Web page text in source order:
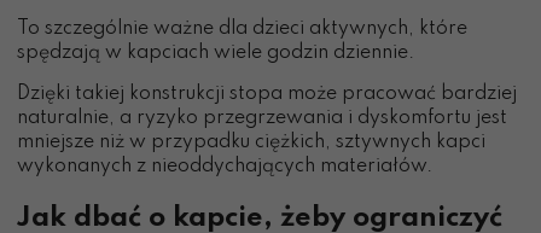
To szczególnie ważne dla dzieci aktywnych, które
spędzają w kapciach wiele godzin dziennie.
Dzięki takiej konstrukcji stopa może pracować bardziej
naturalnie, a ryzyko przegrzewania i dyskomfortu jest
mniejsze niż w przypadku ciężkich, sztywnych kapci
wykonanych z nieoddychających materiałów.
Jak dbać o kapcie, żeby ograniczyć